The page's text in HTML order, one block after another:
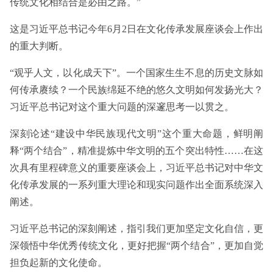
这是习近平总书记今年6月2日在文化传承发展座谈会上作出
的重大判断。
“观乎人文，以化成天下”。一个国家生生不息的历史文脉如
何传承赓续？一个民族绵延不绝的悠久文明如何发扬光大？
习近平总书记对这个重大问题的深邃思考一以贯之。
深刻论述“建设中华民族现代文明”这个重大命题，鲜明阐
释“两个结合”，精准提炼中华文明的五个突出特性……在这
次具有里程碑意义的重要座谈会上，习近平总书记对中华文
化传承发展的一系列重大理论和现实问题作出全面系统深入
阐述。
习近平总书记的深刻阐述，指引我们更加坚定文化自信，更
深领悟中华优秀传统文化，更好把握“两个结合”，更加自觉
担负起新的文化使命。